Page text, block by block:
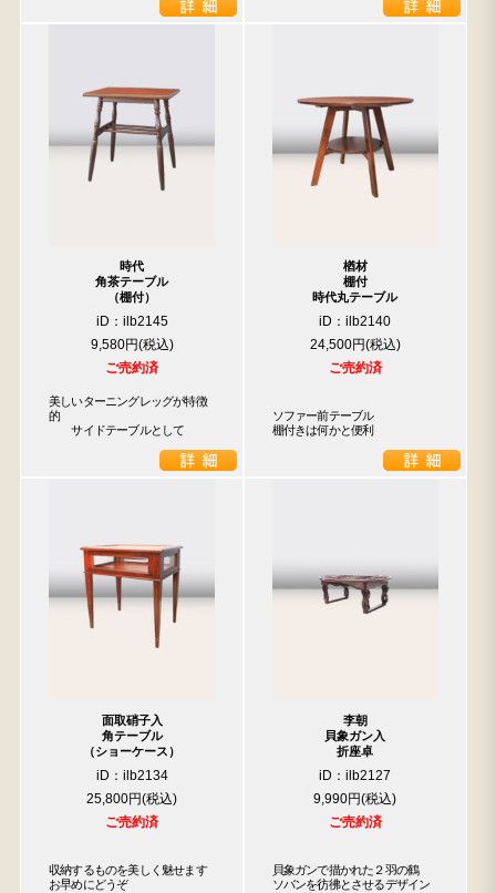
時代
角茶テーブル
（棚付）
iD：ilb2145
9,580円
ご売約済
美しいターニングレッグが特徴
的
サイドテーブルとして
楢材
棚付
時代丸テーブル
iD：ilb2140
24,500円
ご売約済
ソファー前テーブル
棚付きは何かと便利
面取硝子入
角テーブル
（ショーケース）
iD：ilb2134
25,800円
ご売約済
収納するものを美しく魅せます
お早めにどうぞ
李朝
貝象ガン入
折座卓
iD：ilb2127
9,990円
ご売約済
貝象ガンで描かれた２羽の鶴
ソバンを彷彿とさせるデザイン